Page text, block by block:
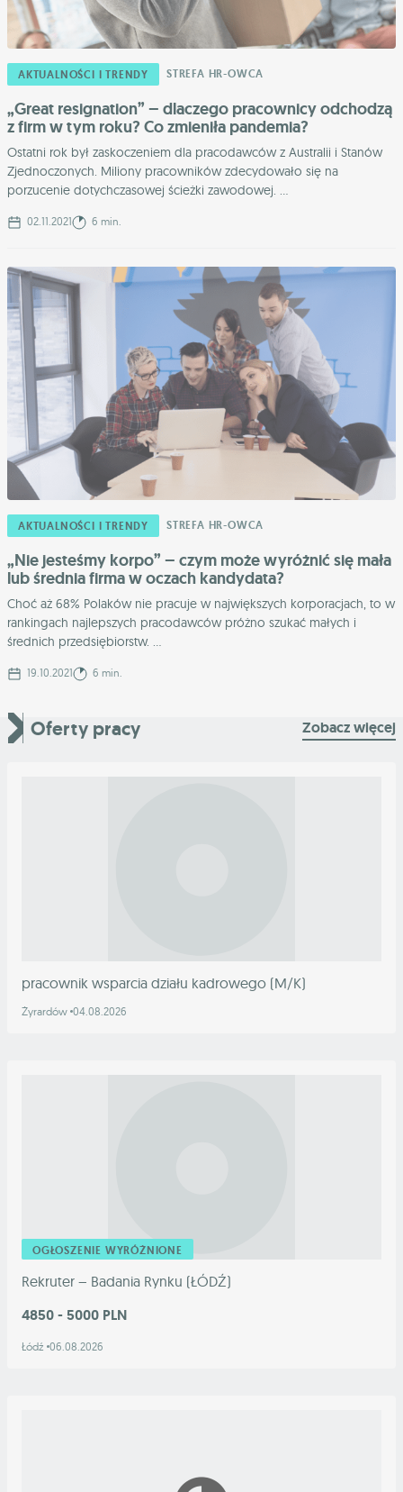
AKTUALNOŚCI I TRENDY STREFA HR-OWCA
„Great resignation” – dlaczego pracownicy odchodzą
z firm w tym roku? Co zmieniła pandemia?
Ostatni rok był zaskoczeniem dla pracodawców z Australii i Stanów
Zjednoczonych. Miliony pracowników zdecydowało się na
porzucenie dotychczasowej ścieżki zawodowej. ...
02.11.2021 6 min.
AKTUALNOŚCI I TRENDY STREFA HR-OWCA
„Nie jesteśmy korpo” – czym może wyróżnić się mała
lub średnia firma w oczach kandydata?
Choć aż 68% Polaków nie pracuje w największych korporacjach, to w
rankingach najlepszych pracodawców próżno szukać małych i
średnich przedsiębiorstw. ...
19.10.2021 6 min.
Oferty pracy Zobacz więcej
pracownik wsparcia działu kadrowego (M/K)
Żyrardów 04.08.2026
OGŁOSZENIE WYRÓŻNIONE
Rekruter – Badania Rynku (ŁÓDŹ)
4850 - 5000 PLN
Łódź 06.08.2026